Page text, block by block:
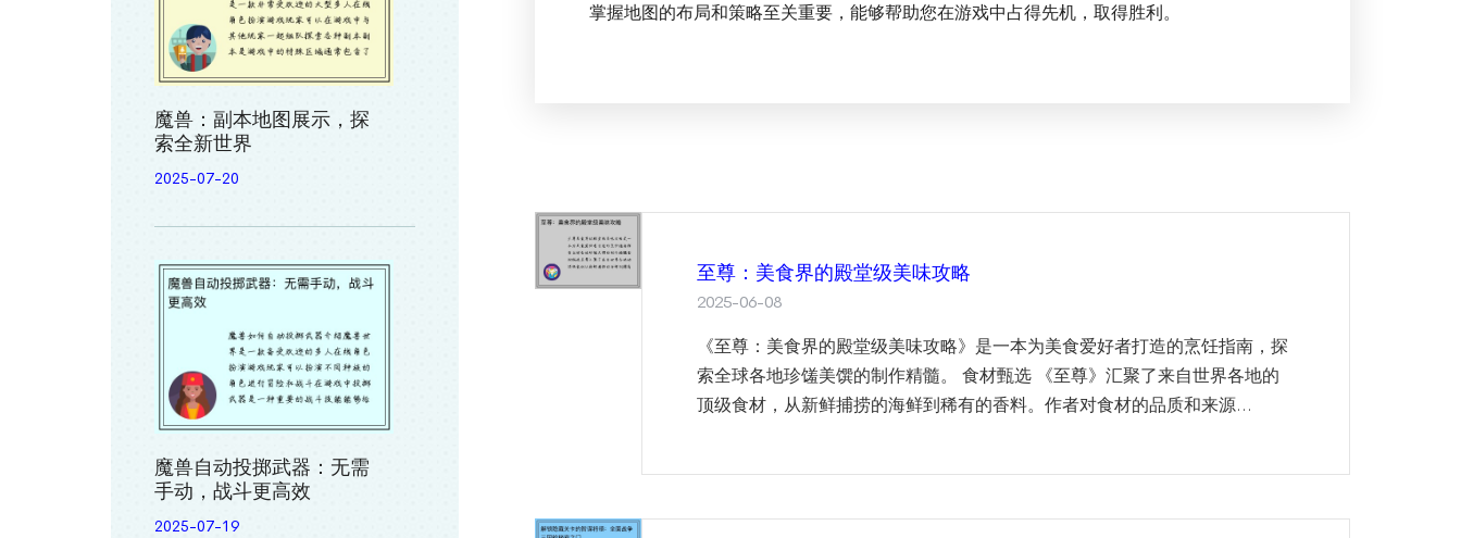
掌握地图的布局和策略至关重要，能够帮助您在游戏中占得先机，取得胜利。
至尊：美食界的殿堂级美味攻略
2025-06-08
《至尊：美食界的殿堂级美味攻略》是一本为美食爱好者打造的烹饪指南，探
索全球各地珍馐美馔的制作精髓。 食材甄选 《至尊》汇聚了来自世界各地的
顶级食材，从新鲜捕捞的海鲜到稀有的香料。作者对食材的品质和来源...
魔兽：副本地图展示，探
索全新世界
2025-07-20
魔兽自动投掷武器：无需
手动，战斗更高效
2025-07-19